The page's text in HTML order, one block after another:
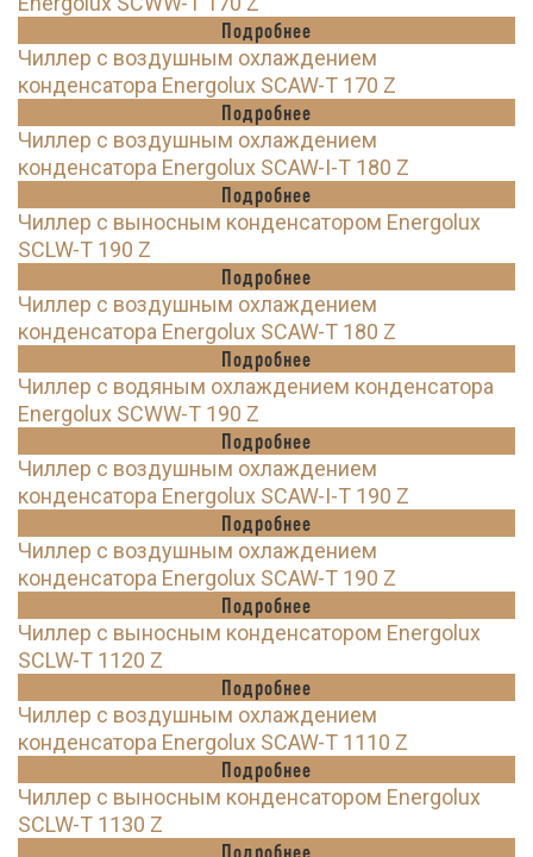
Подробнее
Чиллер с воздушным охлаждением
конденсатора Energolux SCAW-T 170 Z
Подробнее
Чиллер с воздушным охлаждением
конденсатора Energolux SCAW-I-T 180 Z
Подробнее
Чиллер с выносным конденсатором Energolux
SCLW-T 190 Z
Подробнее
Чиллер с воздушным охлаждением
конденсатора Energolux SCAW-T 180 Z
Подробнее
Чиллер с водяным охлаждением конденсатора
Energolux SCWW-T 190 Z
Подробнее
Чиллер с воздушным охлаждением
конденсатора Energolux SCAW-I-T 190 Z
Подробнее
Чиллер с воздушным охлаждением
конденсатора Energolux SCAW-T 190 Z
Подробнее
Чиллер с выносным конденсатором Energolux
SCLW-T 1120 Z
Подробнее
Чиллер с воздушным охлаждением
конденсатора Energolux SCAW-T 1110 Z
Подробнее
Чиллер с выносным конденсатором Energolux
SCLW-T 1130 Z
Подробнее